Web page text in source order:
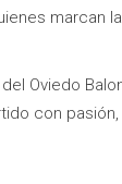
marcan
Oviedo
con